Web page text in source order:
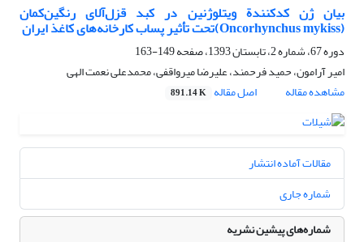
بیان ژن کدکنندة ویتلوژنین در کبد قزل‌آلای رنگین‌کمان
(Oncorhynchus mykiss)تحت تأثیر پساب کارخانه‌های کاغذ ایران
دوره 67، شماره 2، تابستان 1393، صفحه
149-163
امیر آرامون، حمید فرحمند، علیرضا میرواقفی، محمدعلی نعمت الهی
مشاهده مقاله
اصل مقاله 891.14 K
مقالات آماده انتشار
شماره جاری
شماره‌های پیشین نشریه